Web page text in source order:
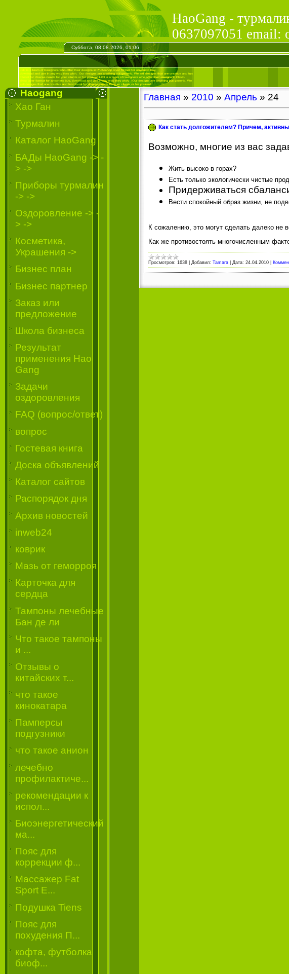
HaoGang -
0637097051 email:
Суббота, 08.08.2026, 01:06
Haogang
Хао Ган
Турмалин
Каталог HaoGang
БАДы HaoGang -> -
> ->
Приборы турмалин
-> ->
Oздоровление -> -
> ->
Косметика,
Украшения ->
Бизнес план
Бизнес партнер
Заказ или
предложение
Школа бизнеса
Результат
применения Hao
Gang
Задачи
оздоровления
FAQ (вопрос/ответ)
вопрос
Гостевая книга
Доска объявлений
Каталог сайтов
Распорядок дня
Архив новостей
inweb24
коврик
Мазь от геморроя
Карточка для
сердца
Тампоны лечебные
Бан де ли
Что такое тампоны
и ...
Отзывы о
китайских т...
что такое
кинокатара
Памперсы
подгузники
что такое анион
лечебно
профилактиче...
рекомендации к
испол...
Биоэнергетический
ма...
Пояс для
коррекции ф...
Массажер Fat
Sport E...
Подушка Tiens
Пояс для
похудения П...
кофта, футболка
биоф...
Главная » 2010 » Апрель » 24
Как стать долгожителем? Причем,
Возможно, многие из вас
Жить высоко в горах?
Есть только экологически чистые
Придерживаться
Вести спокойный образ жизни, не
К сожалению, это могут сделать далеко не
Как же противостоять многочисленным
Просмотров: 1638 Добавил: Tamara Дата: 24.04.2010